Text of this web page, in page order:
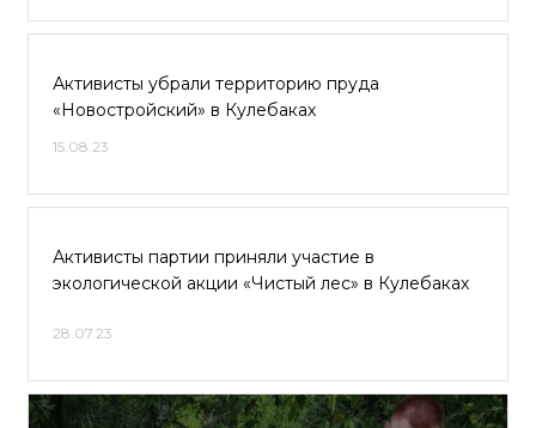
Активисты убрали территорию пруда
«Новостройский» в Кулебаках
15.08.23
Активисты партии приняли участие в
экологической акции «Чистый лес» в Кулебаках
28.07.23